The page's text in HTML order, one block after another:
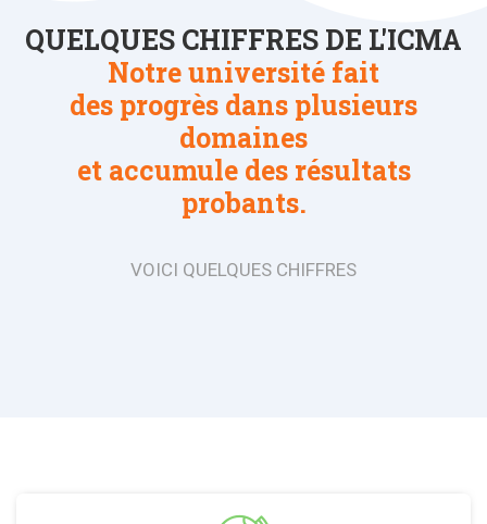
QUELQUES CHIFFRES DE L'ICMA
Notre université fait
des progrès dans plusieurs
domaines
et accumule des résultats
probants.
VOICI QUELQUES CHIFFRES